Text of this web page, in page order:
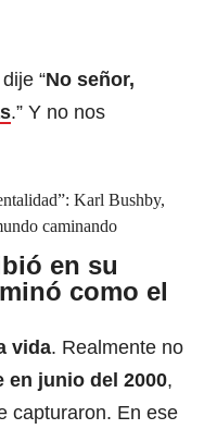
“No señor,
.” Y no nos
Karl Bushby,
caminando
en su
como el
vida. Realmente no
en junio del 2000,
capturaron. En ese